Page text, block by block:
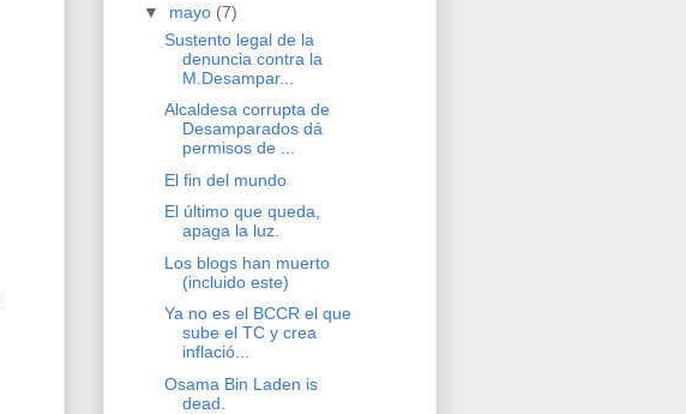
▼ mayo (7)
Sustento legal de la
denuncia contra la
M.Desampar...
Alcaldesa corrupta de
Desamparados dá
permisos de ...
El fin del mundo
El último que queda,
apaga la luz.
Los blogs han muerto
(incluido este)
Ya no es el BCCR el que
sube el TC y crea
inflació...
Osama Bin Laden is
dead.